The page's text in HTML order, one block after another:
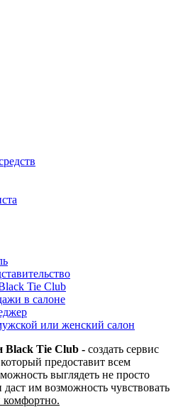
Tie Club
в салоне
или женский салон
Black Tie Club - создать сервис
предоставит всем
выглядеть не просто
даст им возможность чувствовать
комфортно.